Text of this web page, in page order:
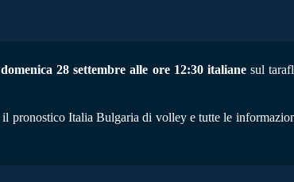
domenica 28 settembre alle ore 12:30 italianesul
pronostico Italia Bulgaria di volley e tutte le